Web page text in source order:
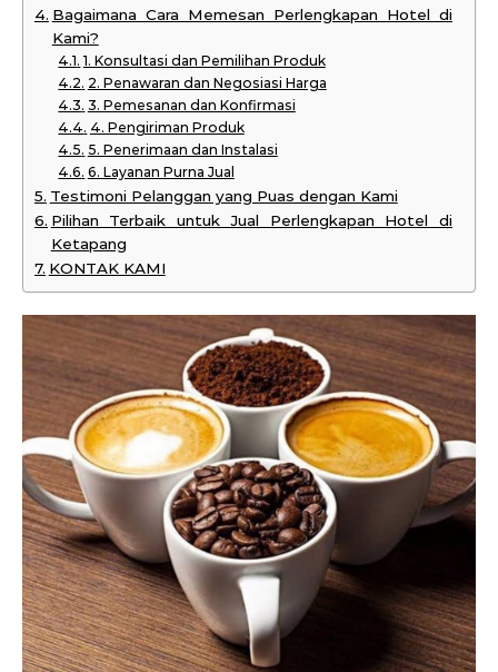
Bagaimana Cara Memesan Perlengkapan Hotel di
Kami?
1. Konsultasi dan Pemilihan Produk
2. Penawaran dan Negosiasi Harga
3. Pemesanan dan Konfirmasi
4. Pengiriman Produk
5. Penerimaan dan Instalasi
6. Layanan Purna Jual
Testimoni Pelanggan yang Puas dengan Kami
Pilihan Terbaik untuk Jual Perlengkapan Hotel di
Ketapang
KONTAK KAMI